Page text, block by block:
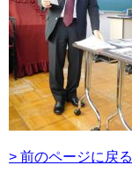
> 前のページに戻る